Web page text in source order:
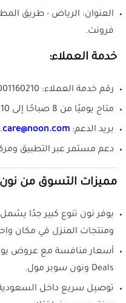
العنوان: الرياض - طريق
فرونت.
خدمة العملاء:
رقم خدمة العملاء: 8001160210.
متاح يوميًا من 8 صباحًا إلى 10 مساءً.
بريد الدعم: care@noon.com
.
دعم مستمر عبر التطبيق
مميزات التسوق من نون
يوفر نون تنوع كبير جدًا يشمل
ومنتجات المنزل في مكان
أسعار منافسة مع عروض
Deals ونون سوبر مول.
توصيل سريع داخل